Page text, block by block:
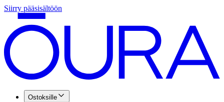
Siirry pääsisältöön
Ostoksille